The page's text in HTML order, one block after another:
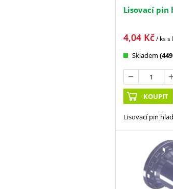
Lisovací pin
4,04Kč/ kss
Skladem
KOUPIT
Lisovací pin